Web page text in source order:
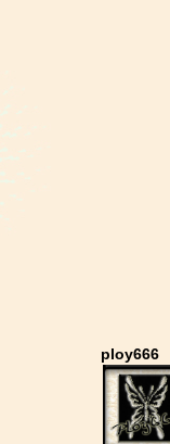
ploy666